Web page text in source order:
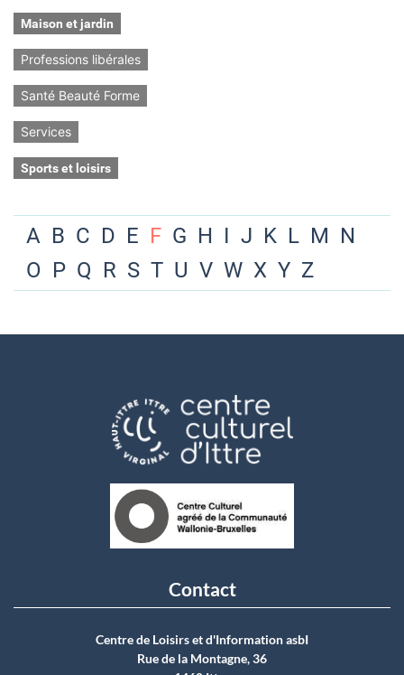
Maison et jardin
Professions libérales
Santé Beauté Forme
Services
Sports et loisirs
A B C D E F G H I J K L M N
O P Q R S T U V W X Y Z
Contact
Centre de Loisirs et d'Information asbI
Rue de la Montagne, 36